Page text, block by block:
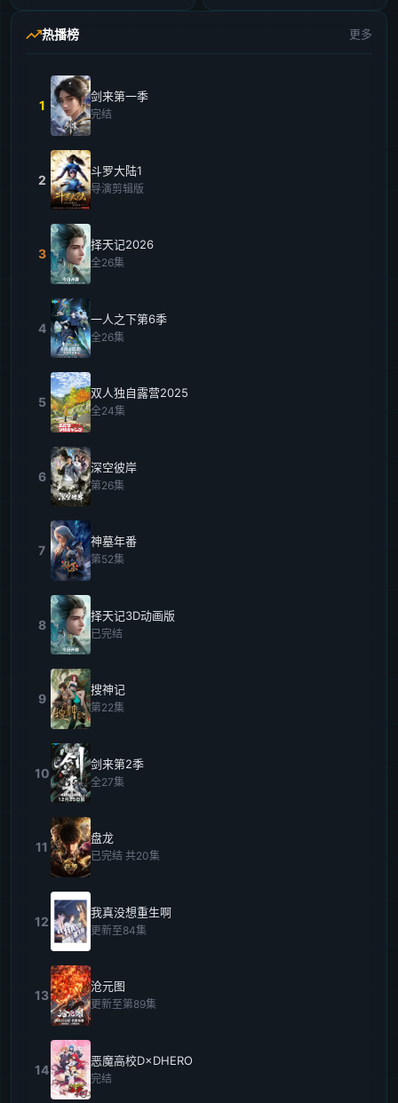
热播榜 更多
1
剑来第一季
完结
2
斗罗大陆1
导演剪辑版
3
择天记2026
全26集
4
一人之下第6季
全26集
5
双人独自露营2025
全24集
6
深空彼岸
第26集
7
神墓年番
第52集
8
择天记3D动画版
已完结
9
搜神记
第22集
10
剑来第2季
全27集
11
盘龙
已完结 共20集
12
我真没想重生啊
更新至84集
13
沧元图
更新至第89集
14
恶魔高校D×DHERO
完结